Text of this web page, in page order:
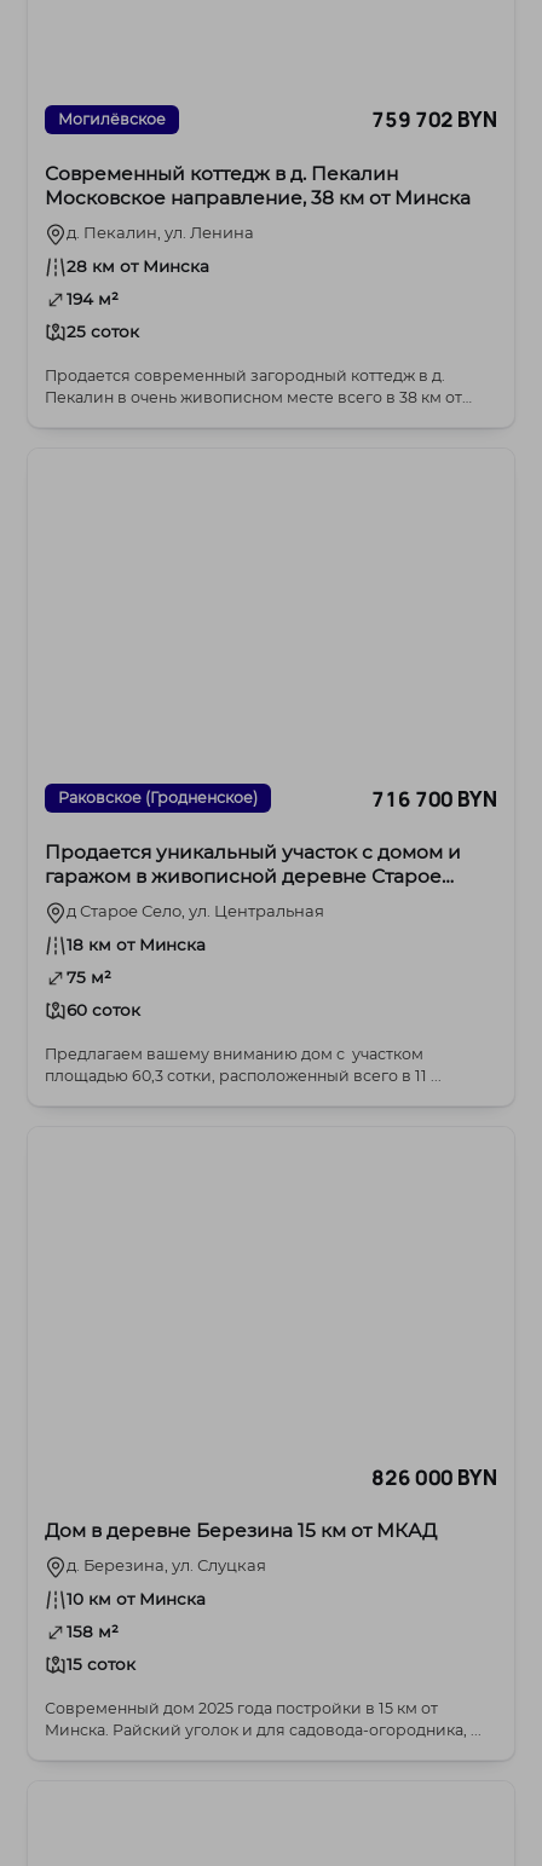
Могилёвское 759 702 BYN
Современный коттедж в д. Пекалин
Московское направление, 38 км от Минска
д. Пекалин, ул. Ленина
28 км от Минска
194 м²
25 соток
Продается современный загородный коттедж в д.
Пекалин в очень живописном месте всего в 38 км от
Раковское (Гродненское) 716 700 BYN
Продается уникальный участок с домом и
гаражом в живописной деревне Старое
Село!д Старое Село, ул. Центральная
18 км от Минска
75 м²
60 соток
Предлагаем вашему вниманию дом с участком
площадью 60,3 сотки, расположенный всего в 11 ...
826 000 BYN
Дом в деревне Березина 15 км от МКАД
д. Березина, ул. Слуцкая
10 км от Минска
158 м²
15 соток
Современный дом 2025 года постройки в 15 км от
Минска. Райский уголок и для садовода-огородника, ...